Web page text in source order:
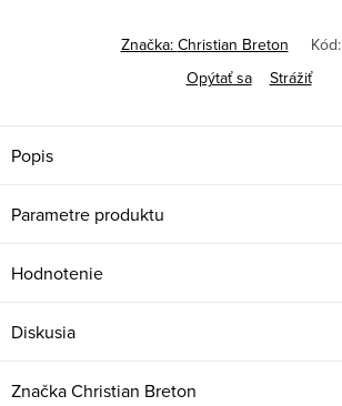
Značka: Christian Breton Kód:
Opýtať sa
Strážiť
Popis
Parametre produktu
Hodnotenie
Diskusia
ZnačkaChristian Breton